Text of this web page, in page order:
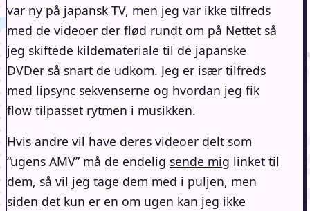
var ny på japansk TV, men jeg var ikke tilfreds
med de videoer der flød rundt om på Nettet så
jeg skiftede kildemateriale til de japanske
DVDer så snart de udkom. Jeg er især tilfreds
med lipsync sekvenserne og hvordan jeg fik
flow tilpasset rytmen i musikken.
Hvis andre vil have deres videoer delt som
“ugens AMV” må de endelig sende mig linket til
dem, så vil jeg tage dem med i puljen, men
siden det kun er en om ugen kan jeg ikke